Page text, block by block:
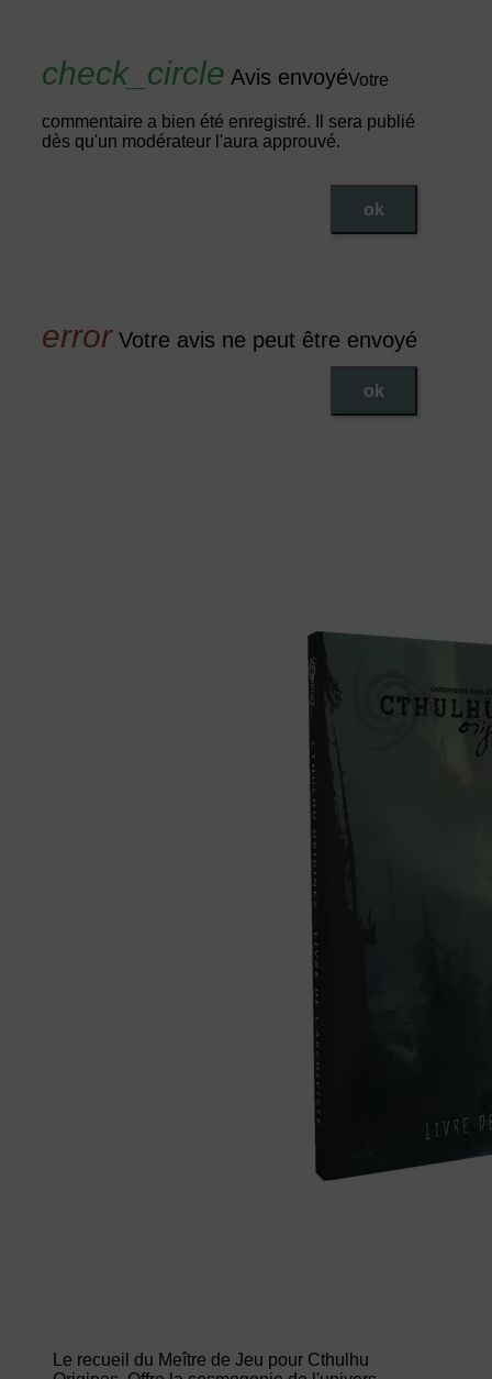
Avis envoyéVotre
commentaire a bien été enregistré. Il sera publié
dès qu'un modérateur l'aura approuvé.
ok
Votre avis ne peut être envoyé
ok
Le recueil du Meître de Jeu pour Cthulhu